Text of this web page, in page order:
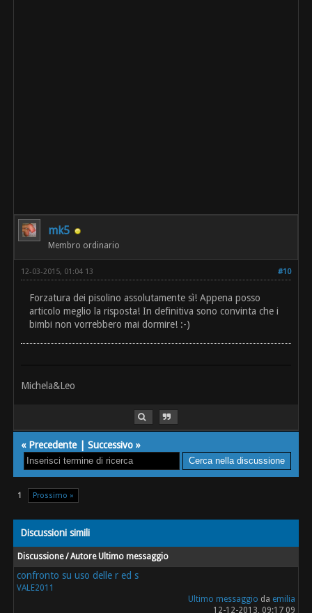
mk5
Membro ordinario
#10
12-03-2015, 01:04 13
Forzatura dei pisolino assolutamente sì! Appena posso
articolo meglio la risposta! In definitiva sono convinta che i
bimbi non vorrebbero mai dormire! :-)
Michela&Leo
« Precedente|Successivo »
1 Prossimo »
Discussioni simili
Discussione / Autore Ultimo messaggio
confronto su uso delle r ed s
VALE2011
Ultimo messaggio da emilia
12-12-2013, 09:17 09